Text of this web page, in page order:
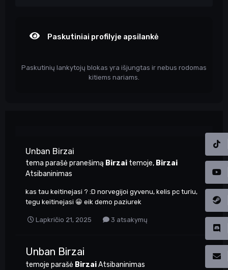
Paskutiniai profilyje apsilankė
Paskutinių lankytojų blokas yra išjungtas ir nebus rodomas
kitiems nariams.
Unban Birzai
tema parašė pranešimą Birzai temoje, Birzai
Atsibaninimas
kas tau keitinejasi ? :D norvegijoi gyvenu, kelis pc turiu,
tegu keitinejasi 😀 eik demo paziurek
Lapkričio 21, 2025 3 atsakymų
Unban Birzai
temoje parašė BirzaiAtsibaninimas